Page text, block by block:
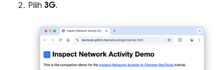
Pilih 3G.